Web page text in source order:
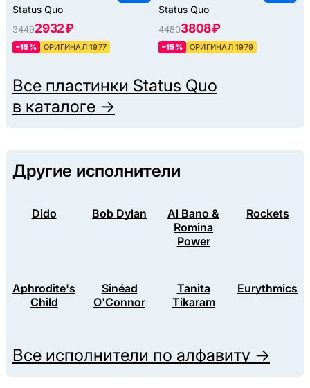
Status Quo
34492932 ₽
–15% ОРИГИНАЛ 1977
Status Quo
44803808 ₽
–15% ОРИГИНАЛ 1979
Все пластинки Status Quo
в каталоге →
Другие исполнители
Dido Bob Dylan
Al Bano &
Romina
Power
Rockets
Aphrodite's
Child
Sinéad
O'Connor
Tanita
Tikaram
Eurythmics
Все исполнители по алфавиту →